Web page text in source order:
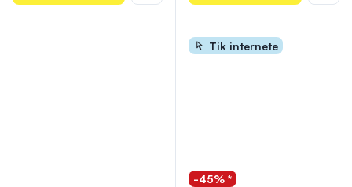
Tik internete
-45% *